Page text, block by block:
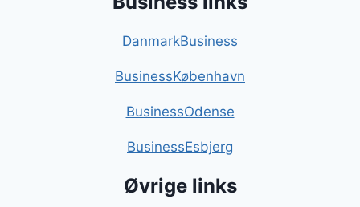
DanmarkBusiness
BusinessKøbenhavn
BusinessOdense
BusinessEsbjerg
Øvrige links